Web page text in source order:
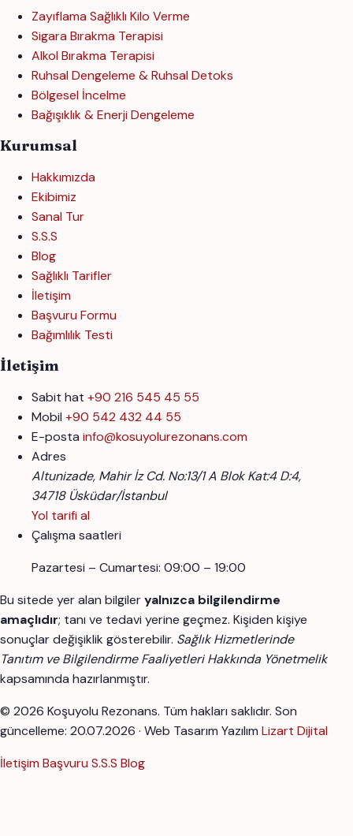
Zayıflama Sağlıklı Kilo Verme
Sigara Bırakma Terapisi
Alkol Bırakma Terapisi
Ruhsal Dengeleme & Ruhsal Detoks
Bölgesel İncelme
Bağışıklık & Enerji Dengeleme
Kurumsal
Hakkımızda
Ekibimiz
Sanal Tur
S.S.S
Blog
Sağlıklı Tarifler
İletişim
Başvuru Formu
Bağımlılık Testi
İletişim
Sabit hat +90 216 545 45 55
Mobil +90 542 432 44 55
E-posta info@kosuyolurezonans.com
Adres
Altunizade, Mahir İz Cd. No:13/1 A Blok Kat:4 D:4,
34718 Üsküdar/İstanbul
Yol tarifi al
Çalışma saatleri
Pazartesi – Cumartesi: 09:00 – 19:00
Bu sitede yer alan bilgileryalnızca bilgilendirme
amaçlıdır; tanı ve tedavi yerine geçmez. Kişiden kişiye
sonuçlar değişiklik gösterebilir. Sağlık Hizmetlerinde
Tanıtım ve Bilgilendirme Faaliyetleri Hakkında Yönetmelik
kapsamında hazırlanmıştır.
© 2026 Koşuyolu Rezonans. Tüm hakları saklıdır. Son
güncelleme: 20.07.2026 · Web Tasarım Yazılım Lizart Dijital
İletişim Başvuru S.S.S Blog